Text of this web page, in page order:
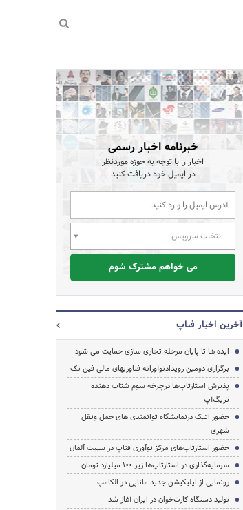
خبرنامه اخبار رسمی
اخبار را با توجه به حوزه موردنظر
در ایمیل خود دریافت کنید
انتخاب سرویس
می خواهم مشترک شوم
آخرین اخبار فناپ
ایده ها تا پایان مرحله تجاری سازی حمایت می شود
برگزاری دومین رویدادنوآورانه فناوریهای مالی فین تک
پذیرش استارتاپ‌ها درچرخه سوم شتاب دهنده
تریگ‌آپ
حضور اتیک درنمایشگاه توانمندی های حمل ونقل
شهری
حضور استارتاپ‌های مرکز نوآوری فناپ در سبیت آلمان
سرمایه‌گذاری در استارتاپ‌ها زیر 100 میلیارد تومان
رونمایی از اپلیکیشن جدید ماناپی در الکامپ
تولید دستگاه کارت‌خوان در ایران آغاز شد